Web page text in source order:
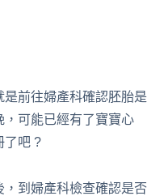
前往婦產科確認胚胎是
可能已經有了寶寶心
了吧 ?
到婦產科檢查確認是否